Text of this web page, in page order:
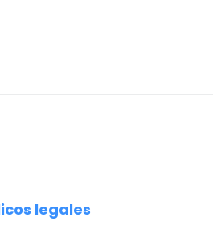
legales